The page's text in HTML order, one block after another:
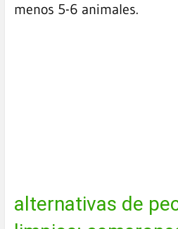
menos 5-6 animales.
alternativas de